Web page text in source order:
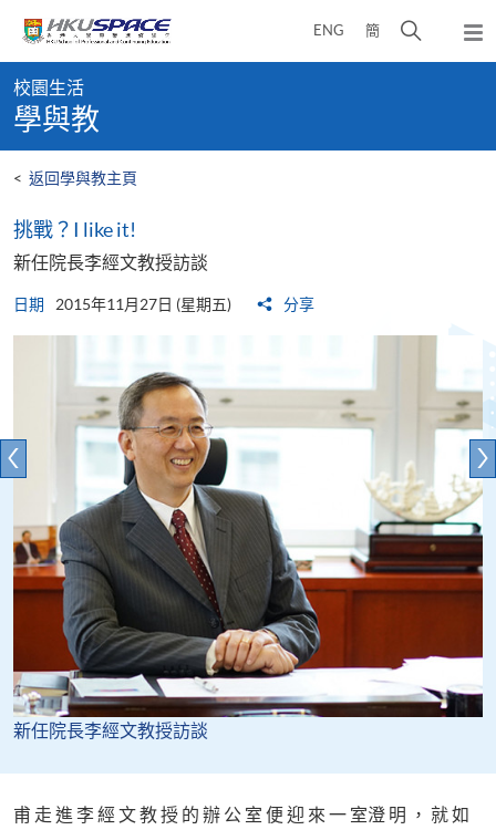
content
ENG 簡
開
彈
出
content
start
校園生活
學與教
< 返回學與教主頁
挑戰？I like it!
新任院長李經文教授訪談
日期 2015年11月27日 (星期五) 分享
新任院長李經文教授訪談
甫 走 進 李 經 文 教 授 的 辦 公 室 便 迎 來 一 室澄 明 ， 就 如